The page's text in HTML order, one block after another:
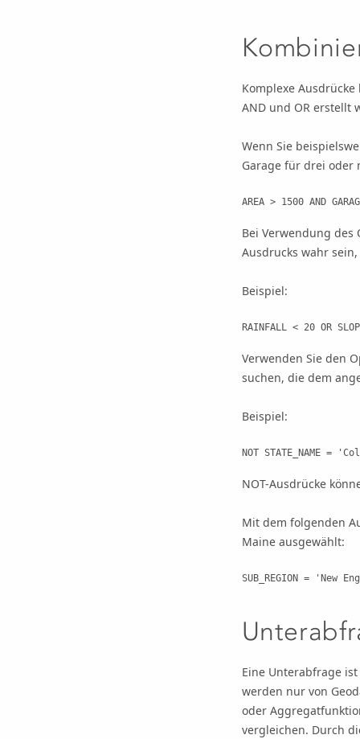
Komplexe
AND und OR erstellt
Wenn Sie
Garage für drei oder
AREA > 1500 AND
Bei Verwendung des
Ausdrucks wahr
Beispiel:
RAINFALL < 20 OR
Verwenden Sie den
suchen, die dem
Beispiel:
NOT STATE_NAME =
NOT-Ausdrücke
Mit dem folgenden
Maine ausgewählt:
SUB_REGION = 'New
Eine Unterabfrage
werden nur von
oder
vergleichen. Durch